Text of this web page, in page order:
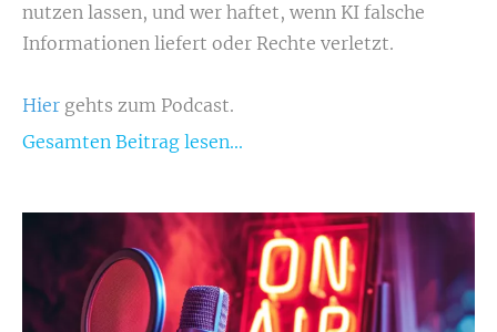
nutzen lassen, und wer haftet, wenn KI falsche
Informationen liefert oder Rechte verletzt.
Hier gehts zum Podcast.
Gesamten Beitrag lesen...